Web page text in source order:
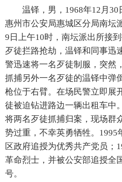
温铎，男，1968年12月30
惠州市公安局惠城区分局南坛
9日上午10时，南坛派出所接
歹徒拦路抢劫，温铎和同事迅
警迅速将一名歹徒制服，突然
抓捕另外一名歹徒的温铎中弹
枪位于右臂。在场民警立即展
徒被迫钻进路边一辆出租车中
将两名歹徒抓捕归案，现场群
势过重，不幸英勇牺牲。1995
区政府追授为优秀共产党员；
革命烈士，并被公安部追授全
号。